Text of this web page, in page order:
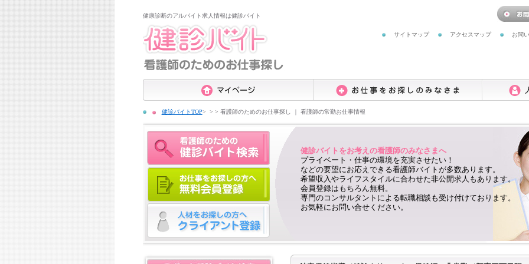
健康診断のアルバイト求人情報は健診バイト
サイトマップ アクセスマップ お問
健診バイトTOP > 看護師のためのお仕事探し ｜ 看護師の常勤お仕事情報
健診バイトをお考えの看護師のみなさまへ
プライベート・仕事の環境を充実させたい！
などの要望にお応えできる看護師バイトが多数あります。
希望収入やライフスタイルに合わせた非公開求人もあります。
会員登録はもちろん無料。
専門のコンサルタントによる転職相談も受け付けております。
お気軽にお問い合せください。